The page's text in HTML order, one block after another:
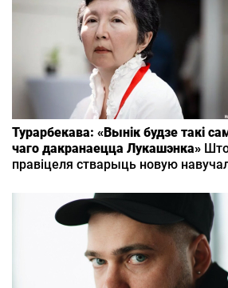
Турарбекава: «Вынік будзе такі
чаго дакранаецца Лукашэнка»
правіцеля стварыць новую